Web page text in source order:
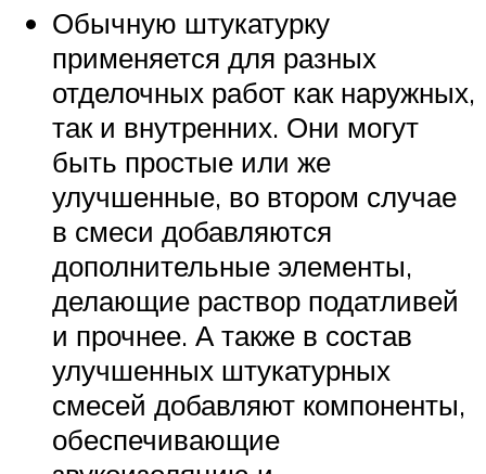
Обычную штукатурку
применяется для разных
отделочных работ как наружных,
так и внутренних. Они могут
быть простые или же
улучшенные, во втором случае
в смеси добавляются
дополнительные элементы,
делающие раствор податливей
и прочнее. А также в состав
улучшенных штукатурных
смесей добавляют компоненты,
обеспечивающие